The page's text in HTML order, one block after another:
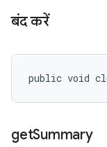
बंद करें
public void
getSummary